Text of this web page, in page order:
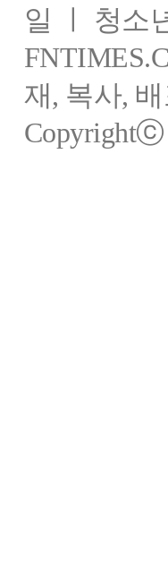
일 ㅣ 청소
재, 복사,
Copyrightⓒ